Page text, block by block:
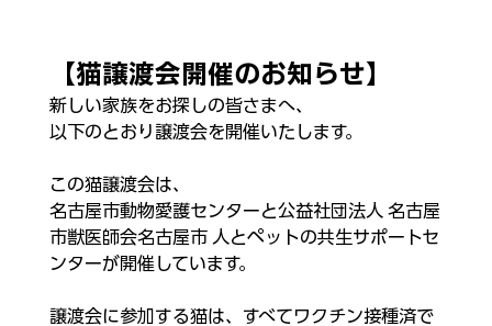
【猫譲渡会開催のお知らせ】
新しい家族をお探しの皆さまへ、
以下のとおり譲渡会を開催いたします。​
この猫譲渡会は、
名古屋市動物愛護センターと公益社団法人 名古屋
市獣医師会名古屋市 人とペットの共生サポートセ
ンターが開催しています。
譲渡会に参加する猫は、すべてワクチン接種済で